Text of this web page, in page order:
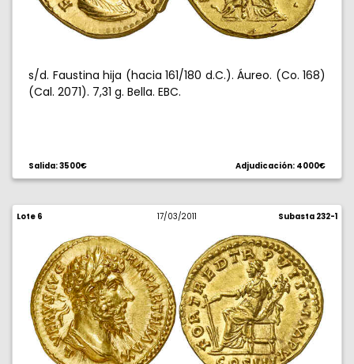
s/d. Faustina hija (hacia 161/180 d.C.). Áureo. (Co. 168)
(Cal. 2071). 7,31 g. Bella. EBC.
Salida: 3500€ Adjudicación: 4000€
Lote 6 17/03/2011 Subasta 232-1